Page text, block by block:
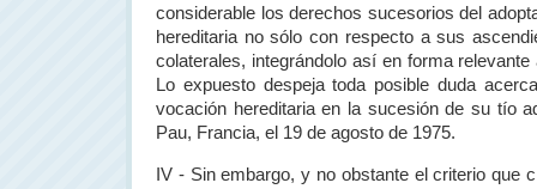
considerable los derechos sucesorios del
hereditaria no sólo con respecto a sus
colaterales, integrándolo así en forma
Lo expuesto despeja toda posible duda
vocación hereditaria en la sucesión de su tío
Pau, Francia, el 19 de agosto de 1975.
IV - Sin embargo, y no obstante el criterio que